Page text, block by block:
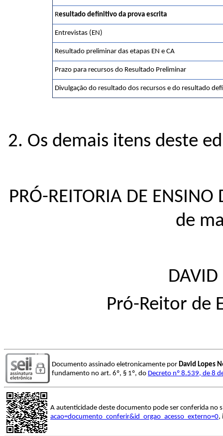
Resultado definitivo da prova escrita
Entrevistas (EN)
Resultado preliminar das etapas EN e CA
Prazo para recursos do Resultado Preliminar
Divulgação do resultado dos recursos e do resultado
2. Os demais itens deste
PRÓ-REITORIA DE
de
DAVID
Pró-Reitor de
Documento assinado eletronicamente por David Lopes
fundamento no art. 6º, § 1º, do Decreto nº 8.539, de 8
A autenticidade deste documento pode ser conferida no
acao=documento_conferir&id_orgao_acesso_externo=0,